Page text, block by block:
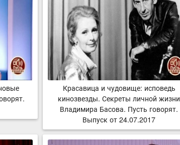
Красавица и чудовище: исповедь
кинозвезды. Секреты личной жизни
Владимира Басова. Пусть говорят.
Выпуск от 24.07.2017